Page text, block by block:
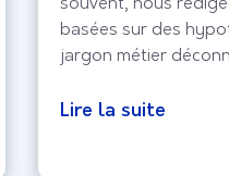
basées sur des
jargon métier
bouche de vos
Lire la suite